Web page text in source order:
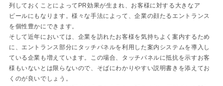
列しておくことによってPR効果が生まれ、お客様に対する大きなア
ピールにもなります。様々な手法によって、企業の顔たるエントランス
を個性豊かにできます。
そして近年においては、企業を訪れたお客様を気持ちよく案内するため
に、エントランス部分にタッチパネルを利用した案内システムを導入し
ている企業も増えています。この場合、タッチパネルに抵抗を示すお客
様もいないとは限らないので、そばにわかりやすい説明書きを添えてお
くのが良いでしょう。